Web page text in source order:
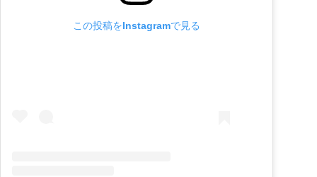
この投稿をInstagramで見る